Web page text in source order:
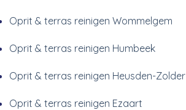
Oprit & terras reinigen Wommelgem
Oprit & terras reinigen Humbeek
Oprit & terras reinigen Heusden-Zolder
Oprit & terras reinigen Ezaart